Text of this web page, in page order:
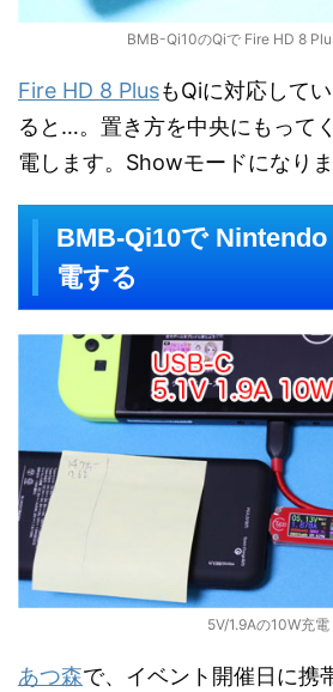
BMB-Qi10のQiで Fire HD 8
Fire HD 8 PlusもQiに対応して
ると…。置き方を中央にもって
電します。Showモードになりま
BMB-Qi10で
電する
5V/1.9Aの10W充電
あつ森で、イベント開催日に携